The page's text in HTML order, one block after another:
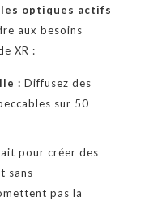
optiques actifs
aux besoins
XR :
: Diffusez des
sur 50
pour créer des
sans
pas la